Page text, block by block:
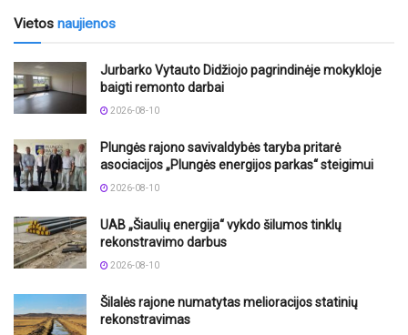
Vietos naujienos
Jurbarko Vytauto Didžiojo pagrindinėje mokykloje
baigti remonto darbai
2026-08-10
Plungės rajono savivaldybės taryba pritarė
asociacijos „Plungės energijos parkas“ steigimui
2026-08-10
UAB „Šiaulių energija“ vykdo šilumos tinklų
rekonstravimo darbus
2026-08-10
Šilalės rajone numatytas melioracijos statinių
rekonstravimas